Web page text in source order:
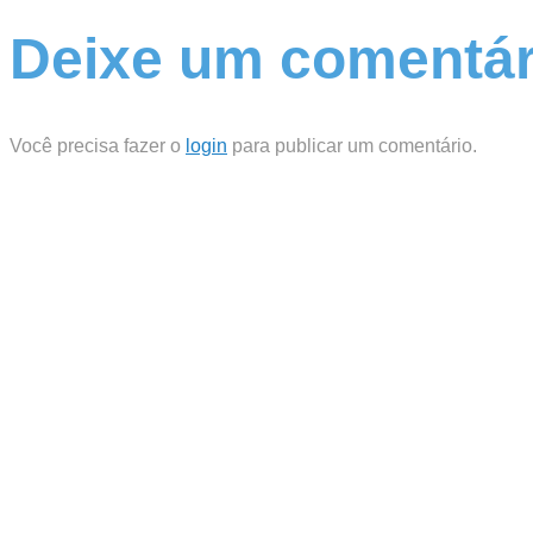
Deixe um
Você precisa fazer o login para publicar um comentário.